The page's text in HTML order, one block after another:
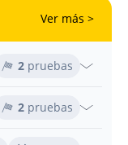
Ver más >
2 pruebas
2 pruebas